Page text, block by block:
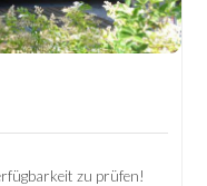
zu prüfen!